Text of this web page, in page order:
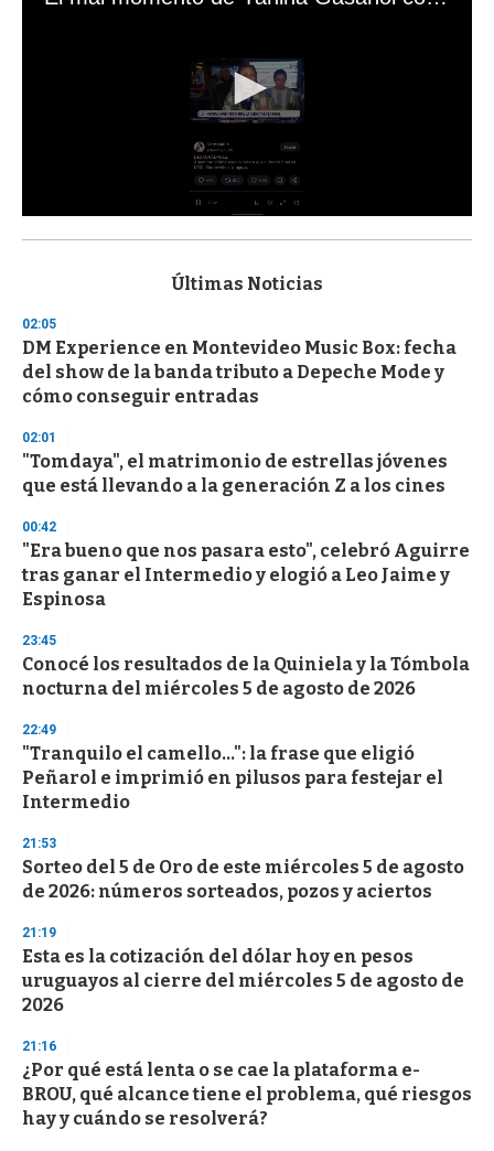
s
d
s
o
f
3
s
e
o
d
s
Últimas Noticias
02:05
DM Experience en Montevideo Music Box: fecha
del show de la banda tributo a Depeche Mode y
cómo conseguir entradas
02:01
"Tomdaya", el matrimonio de estrellas jóvenes
que está llevando a la generación Z a los cines
00:42
"Era bueno que nos pasara esto", celebró Aguirre
tras ganar el Intermedio y elogió a Leo Jaime y
Espinosa
23:45
Conocé los resultados de la Quiniela y la Tómbola
nocturna del miércoles 5 de agosto de 2026
22:49
"Tranquilo el camello...": la frase que eligió
Peñarol e imprimió en pilusos para festejar el
Intermedio
21:53
Sorteo del 5 de Oro de este miércoles 5 de agosto
de 2026: números sorteados, pozos y aciertos
21:19
Esta es la cotización del dólar hoy en pesos
uruguayos al cierre del miércoles 5 de agosto de
2026
21:16
¿Por qué está lenta o se cae la plataforma e-
BROU, qué alcance tiene el problema, qué riesgos
hay y cuándo se resolverá?